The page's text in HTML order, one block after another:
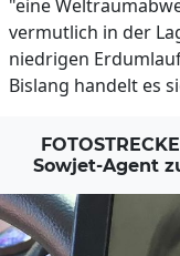
"eine
vermutlich in der
niedrigen
Bislang handelt es
Sowjet-Agent